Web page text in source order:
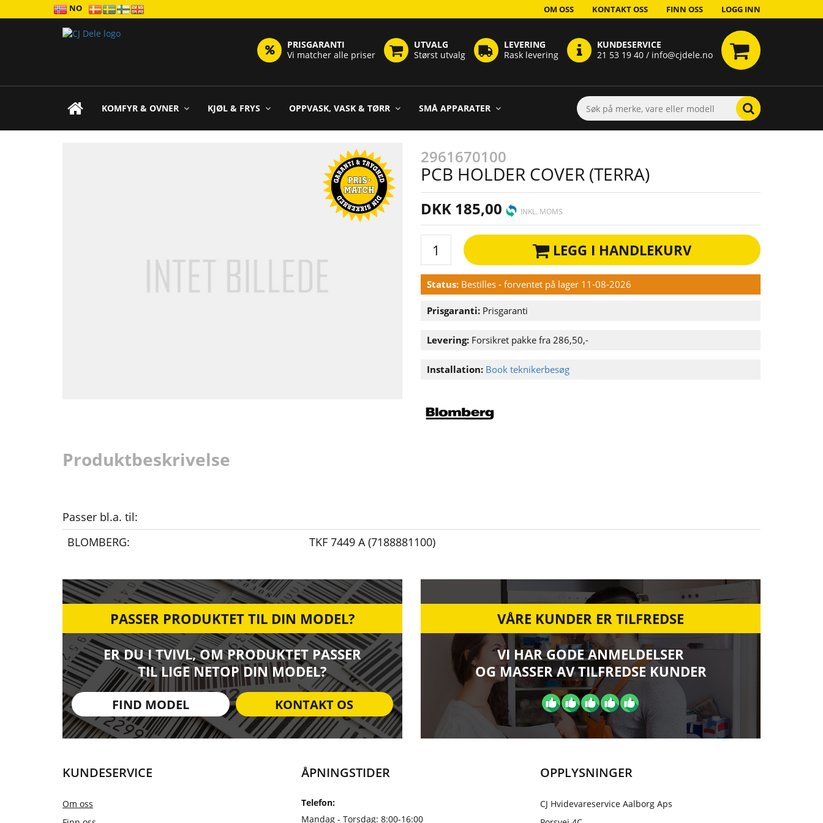
NO OM OSS KONTAKT OSS FINN OSS LOGG INN
PRISGARANTI
Vi matcher alle priser
UTVALG
Størst utvalg
LEVERING
Rask levering
KUNDESERVICE
21 53 19 40 / info@cjdele.no
KOMFYR & OVNER KJØL & FRYS OPPVASK, VASK & TØRR SMÅ APPARATER
2961670100
PCB HOLDER COVER (TERRA)
DKK 185,00 INKL. MOMS
LEGG I HANDLEKURV
Status: Bestilles - forventet på lager 11-08-2026
Prisgaranti: Prisgaranti
Levering: Forsikret pakke fra 286,50,-
Installation: Book teknikerbesøg
Produktbeskrivelse
Passer bl.a. til:
BLOMBERG:
TKF 7449 A (7188881100)
PASSER PRODUKTET TIL DIN MODEL?
ER DU I TVIVL, OM PRODUKTET PASSER
TIL LIGE NETOP DIN MODEL?
FIND MODEL KONTAKT OS
VÅRE KUNDER ER TILFREDSE
VI HAR GODE ANMELDELSER
OG MASSER AV TILFREDSE KUNDER
KUNDESERVICE
Om oss
ÅPNINGSTIDER
Telefon:
Mandag - Torsdag: 8:00-16:00
OPPLYSNINGER
CJ Hvidevareservice Aalborg Aps